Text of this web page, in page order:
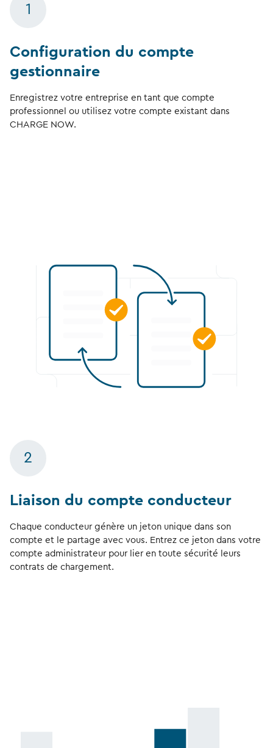
1
Configuration du compte
gestionnaire
Enregistrez votre entreprise en tant que compte
professionnel ou utilisez votre compte existant dans
CHARGE NOW.
2
Liaison du compte conducteur
Chaque conducteur génère un jeton unique dans son
compte et le partage avec vous. Entrez ce jeton dans votre
compte administrateur pour lier en toute sécurité leurs
contrats de chargement.